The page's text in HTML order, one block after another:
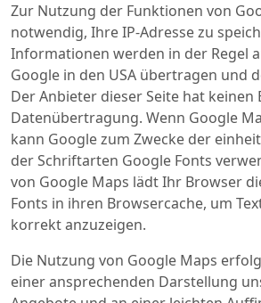
Zur Nutzung der Funktionen von
notwendig, Ihre IP-Adresse zu
Informationen werden in der Regel
Google in den USA übertragen und
Der Anbieter dieser Seite hat keinen
Datenübertragung. Wenn Google
kann Google zum Zwecke der
der Schriftarten Google Fonts
von Google Maps lädt Ihr Browser
Fonts in ihren Browsercache, um
korrekt anzuzeigen.
Die Nutzung von Google Maps
einer ansprechenden Darstellung